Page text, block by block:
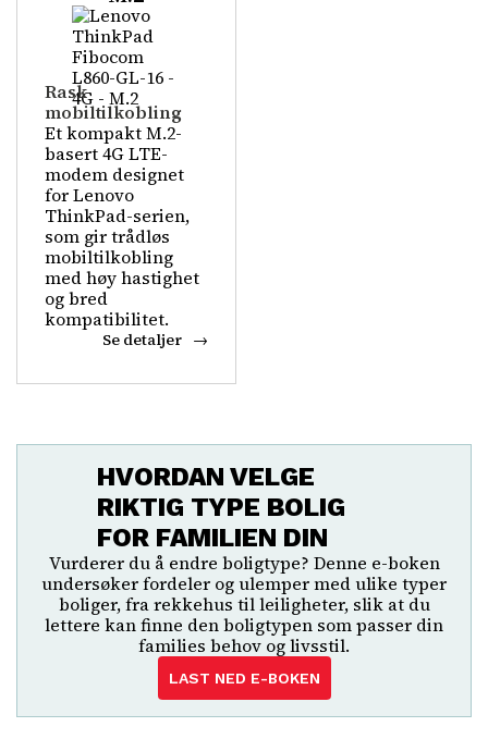
Rask
mobiltilkobling
Et kompakt M.2-
basert 4G LTE-
modem designet
for Lenovo
ThinkPad-serien,
som gir trådløs
mobiltilkobling
med høy hastighet
og bred
kompatibilitet.
Se detaljer
HVORDAN VELGE
RIKTIG TYPE BOLIG
FOR FAMILIEN DIN
Vurderer du å endre boligtype? Denne e-boken
undersøker fordeler og ulemper med ulike typer
boliger, fra rekkehus til leiligheter, slik at du
lettere kan finne den boligtypen som passer din
families behov og livsstil.
LAST NED E-BOKEN